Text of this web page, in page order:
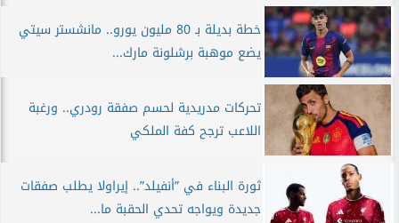
خطة بديلة بـ 80 مليون يورو.. مانشستر سيتي
يضع موهبة برشلونة مارك...
تحركات مدريدية لحسم صفقة رودري.. ورغبة
اللاعب ترجح كفة الملكي
ثورة البناء في ”أنفيلد”.. إيراولا يطلب صفقات
جديدة ويواجه تحدي الحقبة ما...